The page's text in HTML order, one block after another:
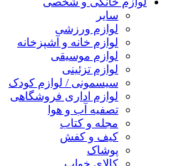
سایر
لوازم ورزشی
لوازم خانه و آشپزخانه
لوازم موسیقی
لوازم تزئینی
سیسمونی / لوازم کودک
لوازم اداری فروشگاهی
تصفیه آب و هوا
مجله و کتاب
کیف و کفش
پوشاک